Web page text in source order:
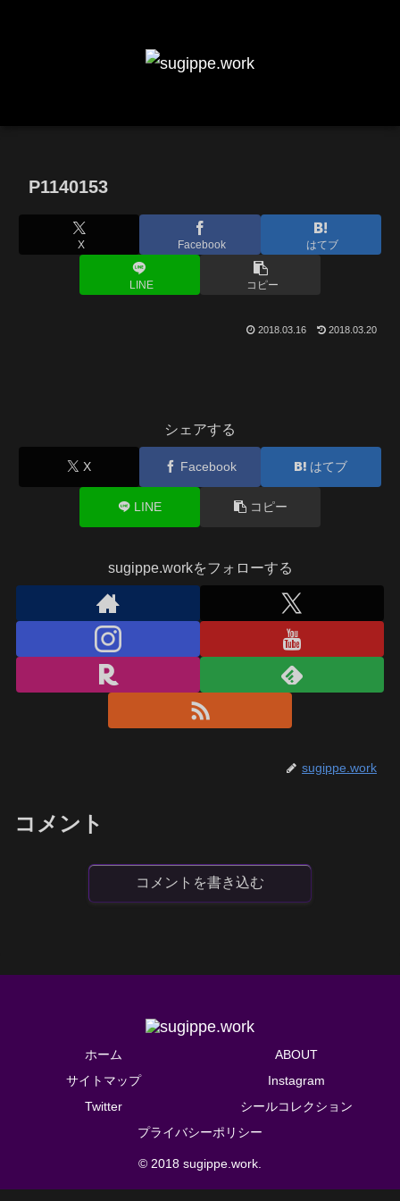
P1140153
X Facebook はてブ
LINE コピー
2018.03.16 2018.03.20
シェアする
X Facebook はてブ
LINE コピー
sugippe.workをフォローする
sugippe.work
コメント
コメントを書き込む
ホーム
ABOUT
サイトマップ
Instagram
Twitter
シールコレクション
プライバシーポリシー
© 2018 sugippe.work.